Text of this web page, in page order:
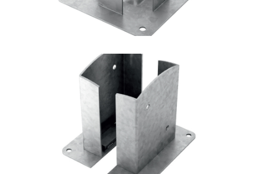
Portapilastro TYP FD20
ROTHOBLAAS